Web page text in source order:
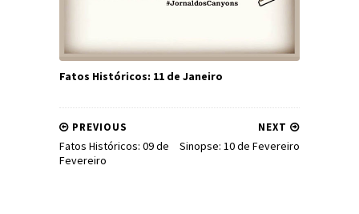
Fatos Históricos: 11 de Janeiro
NEXT
Sinopse: 10 de Fevereiro
PREVIOUS
Fatos Históricos: 09 de
Fevereiro